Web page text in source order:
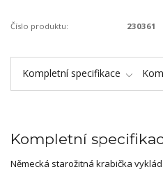
Číslo produktu: 230361
Kompletní specifikace
Kompletní
Německá starožitná krabička